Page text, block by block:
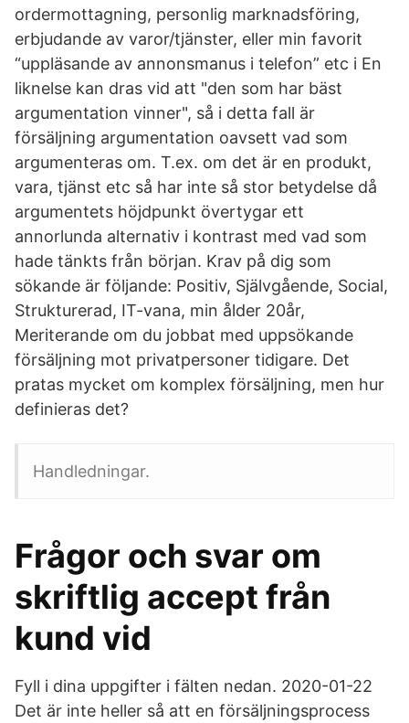
ordermottagning, personlig marknadsföring,
erbjudande av varor/tjänster, eller min favorit
“uppläsande av annonsmanus i telefon” etc i En
liknelse kan dras vid att "den som har bäst
argumentation vinner", så i detta fall är
försäljning argumentation oavsett vad som
argumenteras om. T.ex. om det är en produkt,
vara, tjänst etc så har inte så stor betydelse då
argumentets höjdpunkt övertygar ett
annorlunda alternativ i kontrast med vad som
hade tänkts från början. Krav på dig som
sökande är följande: Positiv, Självgående, Social,
Strukturerad, IT-vana, min ålder 20år,
Meriterande om du jobbat med uppsökande
försäljning mot privatpersoner tidigare. Det
pratas mycket om komplex försäljning, men hur
definieras det?
Handledningar.
Frågor och svar om
skriftlig accept från
kund vid
Fyll i dina uppgifter i fälten nedan. 2020-01-22
Det är inte heller så att en försäljningsprocess